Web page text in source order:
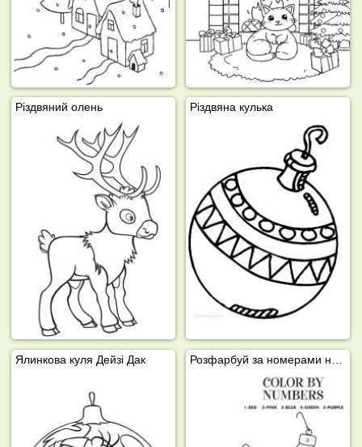
Різдвяний олень Різдвяна кулька
Ялинкова куля Дейзі Дак